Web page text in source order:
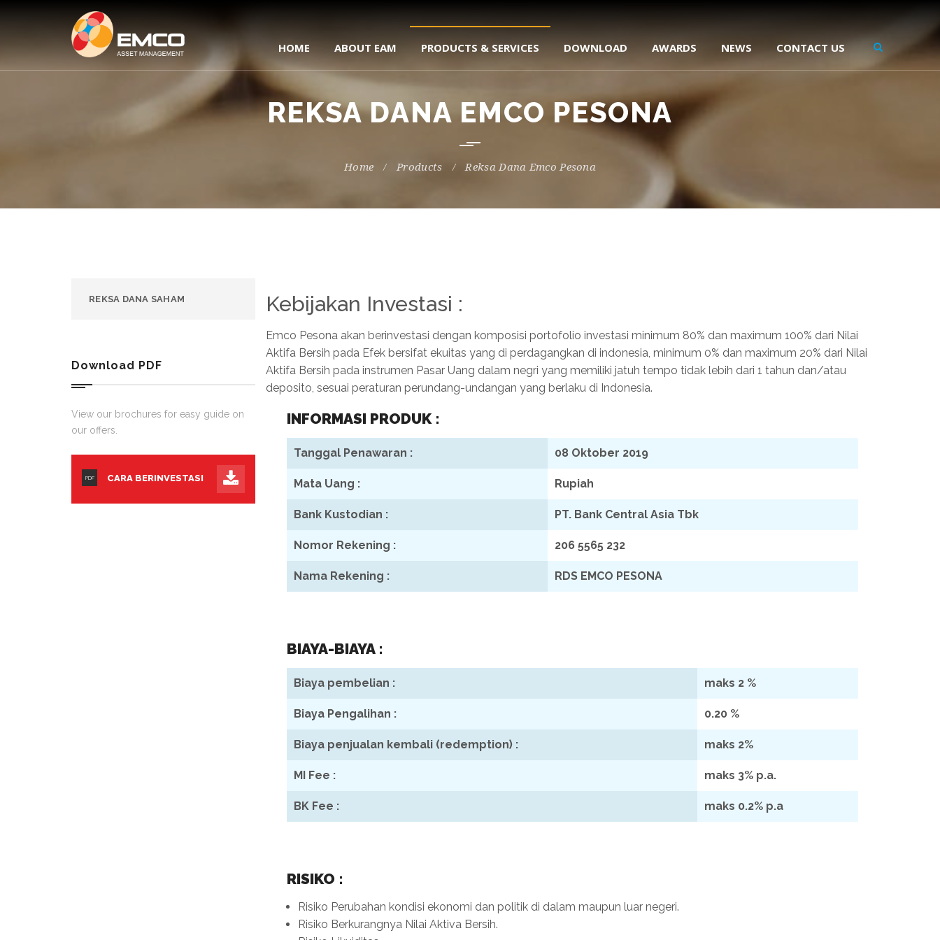
HOME ABOUT EAM PRODUCTS & SERVICES DOWNLOAD AWARDS NEWS CONTACT US
REKSA DANA EMCO PESONA
Home Products Reksa Dana Emco Pesona
REKSA DANA SAHAM
Download PDF
View our brochures for easy guide on
our offers.
PDF CARA BERINVESTASI
Kebijakan Investasi :
Emco Pesona akan berinvestasi dengan komposisi portofolio investasi minimum 80% dan maximum 100% dari Nilai
Aktifa Bersih pada Efek bersifat ekuitas yang di perdagangkan di indonesia, minimum 0% dan maximum 20% dari Nilai
Aktifa Bersih pada instrumen Pasar Uang dalam negri yang memiliki jatuh tempo tidak lebih dari 1 tahun dan/atau
deposito, sesuai peraturan perundang-undangan yang berlaku di Indonesia.
INFORMASI PRODUK :
Tanggal Penawaran : 08 Oktober 2019
Mata Uang : Rupiah
Bank Kustodian : PT. Bank Central Asia Tbk
Nomor Rekening : 206 5565 232
Nama Rekening : RDS EMCO PESONA
BIAYA-BIAYA :
Biaya pembelian : maks 2 %
Biaya Pengalihan : 0.20 %
Biaya penjualan kembali (redemption) : maks 2%
MI Fee : maks 3% p.a.
BK Fee : maks 0.2% p.a
RISIKO :
Risiko Perubahan kondisi ekonomi dan politik di dalam maupun luar negeri.
Risiko Berkurangnya Nilai Aktiva Bersih.